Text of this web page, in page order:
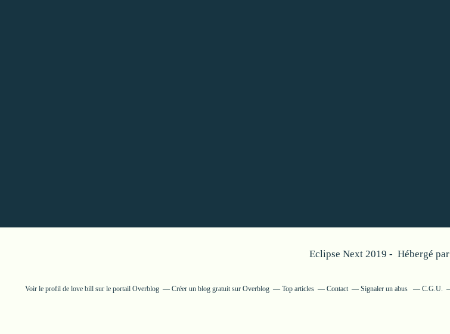
Eclipse Next 2019 - Hébergé par
Voir le profil de love billsur le portail Overblog Créer un blog gratuit sur Overblog Top articles Contact Signaler un abus C.G.U.